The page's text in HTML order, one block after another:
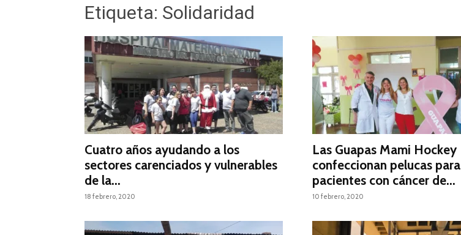
Etiqueta: Solidaridad
Cuatro años ayudando a los
sectores carenciados y vulnerables
de la...
18 febrero, 2020
Las Guapas Mami Hockey
confeccionan pelucas para
pacientes con cáncer de...
10 febrero, 2020